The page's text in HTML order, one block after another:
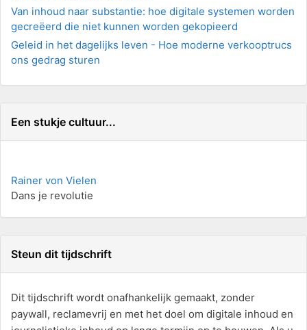
Van inhoud naar substantie: hoe digitale systemen worden
gecreëerd die niet kunnen worden gekopieerd
Geleid in het dagelijks leven - Hoe moderne verkooptrucs
ons gedrag sturen
Een stukje cultuur...
Rainer von Vielen
Dans je revolutie
Steun dit tijdschrift
Dit tijdschrift wordt onafhankelijk gemaakt, zonder
paywall, reclamevrij en met het doel om digitale inhoud en